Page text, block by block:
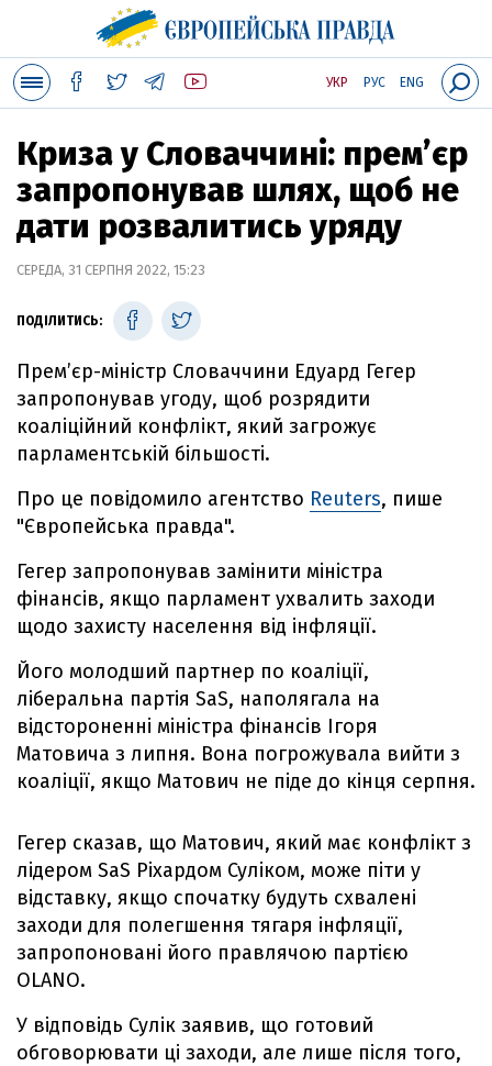
УКР РУС ENG
Криза у Словаччині: прем’єр
запропонував шлях, щоб не
дати розвалитись уряду
СЕРЕДА, 31 СЕРПНЯ 2022, 15:23
ПОДІЛИТИСЬ:
Прем’єр-міністр Словаччини Едуард Гегер
запропонував угоду, щоб розрядити
коаліційний конфлікт, який загрожує
парламентській більшості.
Про це повідомило агентство Reuters, пише
"Європейська правда".
Гегер запропонував замінити міністра
фінансів, якщо парламент ухвалить заходи
щодо захисту населення від інфляції.
Його молодший партнер по коаліції,
ліберальна партія SaS, наполягала на
відстороненні міністра фінансів Ігоря
Матовича з липня. Вона погрожувала вийти з
коаліції, якщо Матович не піде до кінця серпня.
Гегер сказав, що Матович, який має конфлікт з
лідером SaS Ріхардом Суліком, може піти у
відставку, якщо спочатку будуть схвалені
заходи для полегшення тягаря інфляції,
запропоновані його правлячою партією
OLANO.
У відповідь Сулік заявив, що готовий
обговорювати ці заходи, але лише після того,